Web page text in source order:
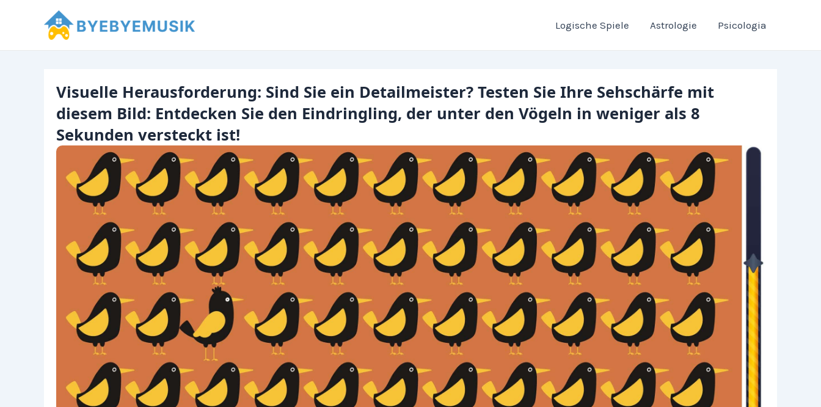
Logische Spiele Astrologie Psicologia
Visuelle Herausforderung: Sind Sie ein Detailmeister? Testen Sie Ihre Sehschärfe mit
diesem Bild: Entdecken Sie den Eindringling, der unter den Vögeln in weniger als 8
Sekunden versteckt ist!